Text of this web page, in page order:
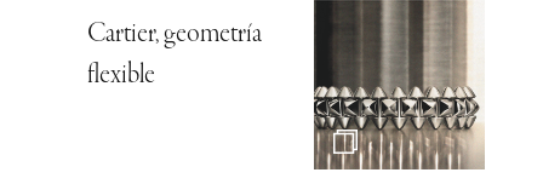
Cartier, geometría
flexible